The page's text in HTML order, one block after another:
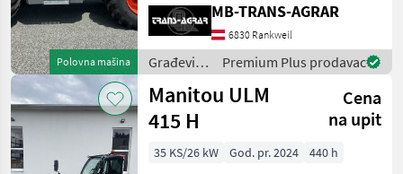
Polovna mašina
Aushubhöhe und 5.600 kg
Hubkraft Teleskoparm: -
Zweiteiliger, hydraulisch
ausfahrbarer Teleskop
MB-TRANS-AGRAR
6830 Rankweil
Građevinski
strojevi /
Claas
Premium Plus prodavac
Manitou ULM
415 H
Cena
na upit
35 KS/26 kW God. pr. 2024
440 h